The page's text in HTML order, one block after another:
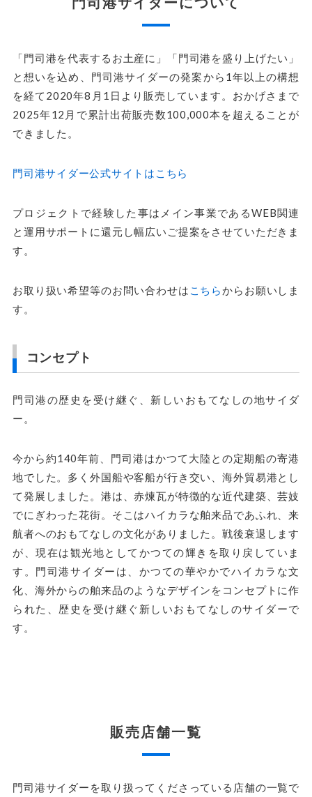
「門司港を代表するお土産に」「門司港を盛り上げたい」
と想いを込め、門司港サイダーの発案から1年以上の構想
を経て2020年8月1日より販売しています。おかげさまで
2025年12月で累計出荷販売数100,000本を超えることが
できました。
門司港サイダー公式サイトはこちら
プロジェクトで経験した事はメイン事業であるWEB関連
と運用サポートに還元し幅広いご提案をさせていただきま
す。
お取り扱い希望等のお問い合わせは こちらからお願いしま
す。
コンセプト
門司港の歴史を受け継ぐ、新しいおもてなしの地サイダ
ー。
今から約140年前、門司港はかつて大陸との定期船の寄港
地でした。多く外国船や客船が行き交い、海外貿易港とし
て発展しました。港は、赤煉瓦が特徴的な近代建築、芸妓
でにぎわった花街。そこはハイカラな舶来品であふれ、来
航者へのおもてなしの文化がありました。戦後衰退します
が、現在は観光地としてかつての輝きを取り戻していま
す。門司港サイダーは、かつての華やかでハイカラな文
化、海外からの舶来品のようなデザインをコンセプトに作
られた、歴史を受け継ぐ新しいおもてなしのサイダーで
す。
販売店舗一覧
門司港サイダーを取り扱ってくださっている店舗の一覧で